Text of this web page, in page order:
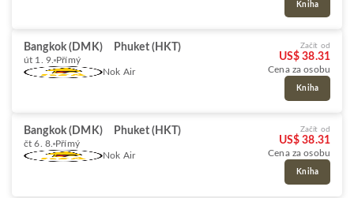
Kniha
Bangkok (DMK) Phuket (HKT)
út 1. 9. Přímý
Nok Air
Začít od
US$ 38.31
Cena za osobu
Kniha
Bangkok (DMK) Phuket (HKT)
čt 6. 8. Přímý
Nok Air
Začít od
US$ 38.31
Cena za osobu
Kniha